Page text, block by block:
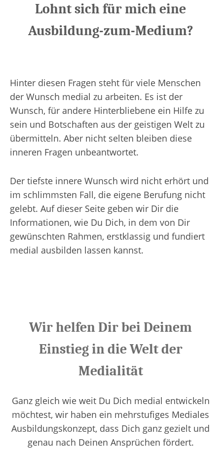
Lohnt sich für mich eine
Ausbildung-zum-Medium?
Hinter diesen Fragen steht für viele Menschen
der Wunsch medial zu arbeiten. Es ist der
Wunsch, für andere Hinterbliebene ein Hilfe zu
sein und Botschaften aus der geistigen Welt zu
übermitteln. Aber nicht selten bleiben diese
inneren Fragen unbeantwortet.
Der tiefste innere Wunsch wird nicht erhört und
im schlimmsten Fall, die eigene Berufung nicht
gelebt. Auf dieser Seite geben wir Dir die
Informationen, wie Du Dich, in dem von Dir
gewünschten Rahmen, erstklassig und fundiert
medial ausbilden lassen kannst.
Wir helfen Dir bei Deinem
Einstieg in die Welt der
Medialität
Ganz gleich wie weit Du Dich medial entwickeln
möchtest, wir haben ein mehrstufiges Mediales
Ausbildungskonzept, dass Dich ganz gezielt und
genau nach Deinen Ansprüchen fördert.